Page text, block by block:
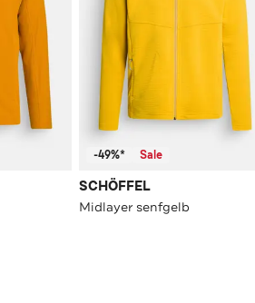
-49%* Sale
SCHÖFFEL
Midlayer senfgelb